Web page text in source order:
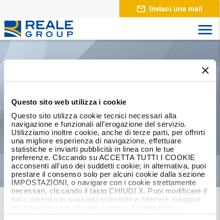
Questo sito web utilizza i cookie
Questo sito utilizza cookie tecnici necessari alla
navigazione e funzionali all’erogazione del servizio.
Utilizziamo inoltre cookie, anche di terze parti, per offrirti
una migliore esperienza di navigazione, effettuare
statistiche e inviarti pubblicità in linea con le tue
preferenze. Cliccando su ACCETTA TUTTI I COOKIE
acconsenti all'uso dei suddetti cookie; in alternativa, puoi
prestare il consenso solo per alcuni cookie dalla sezione
IMPOSTAZIONI, o navigare con i cookie strettamente
necessari, cliccando il tasto CHIUDI X. Puoi modificare il
tuo consenso in qualsiasi momento e ottenere maggiori
Cookie Policy
Inviaci una mail
Reale
International S.r.l.
Società con sede a Torino, controllata al
100% da Reale Mutua e finalizzata
all’indirizzo e coordinamento del business
assicurativo estero.
Home Corporate
Gruppo e Organi Sociali